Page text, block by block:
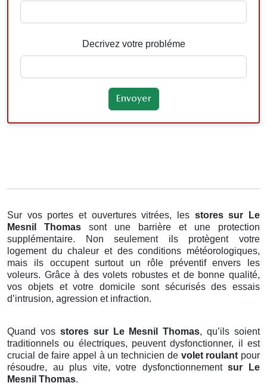
Decrivez votre probléme
Sur vos portes et ouvertures vitrées, les stores sur Le
Mesnil Thomas sont une barrière et une protection
supplémentaire. Non seulement ils protègent votre
logement du chaleur et des conditions météorologiques,
mais ils occupent surtout un rôle préventif envers les
voleurs. Grâce à des volets robustes et de bonne qualité,
vos objets et votre domicile sont sécurisés des essais
d’intrusion, agression et infraction.
Quand vos stores sur Le Mesnil Thomas, qu’ils soient
traditionnels ou électriques, peuvent dysfonctionner, il est
crucial de faire appel à un technicien de volet roulantpour
résoudre, au plus vite, votre dysfonctionnementsur Le
Mesnil Thomas.